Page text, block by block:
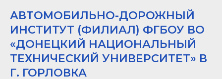
АВТОМОБИЛЬНО-ДОРОЖНЫЙ
ИНСТИТУТ (ФИЛИАЛ) ФГБОУ ВО
«ДОНЕЦКИЙ НАЦИОНАЛЬНЫЙ
ТЕХНИЧЕСКИЙ УНИВЕРСИТЕТ» В
Г. ГОРЛОВКА